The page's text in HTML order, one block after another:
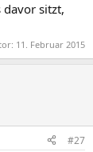
davor sitzt,
11. Februar 2015
#27